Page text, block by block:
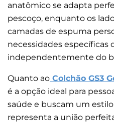
anatômico se adapta
pescoço, enquanto os
camadas de espuma
necessidades específicas
independentemente do
Quanto ao Colchão GS3
é a opção ideal para
saúde e buscam um
representa a união